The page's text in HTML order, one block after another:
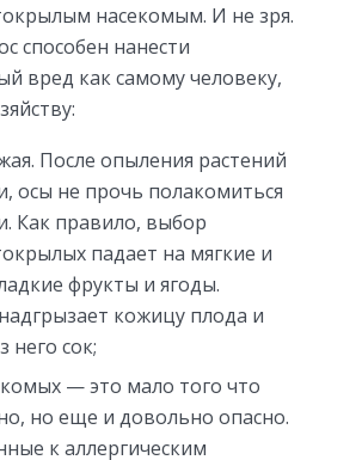
насекомым. И не зря.
способен нанести
вред как самому человеку,
После опыления растений
осы не прочь полакомиться
Как правило, выбор
падает на мягкие и
фрукты и ягоды.
кожицу плода и
него сок;
— это мало того что
но еще и довольно опасно.
к аллергическим